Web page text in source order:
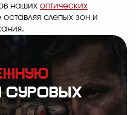
наших оптических
оставляя слепых зон и
суровых